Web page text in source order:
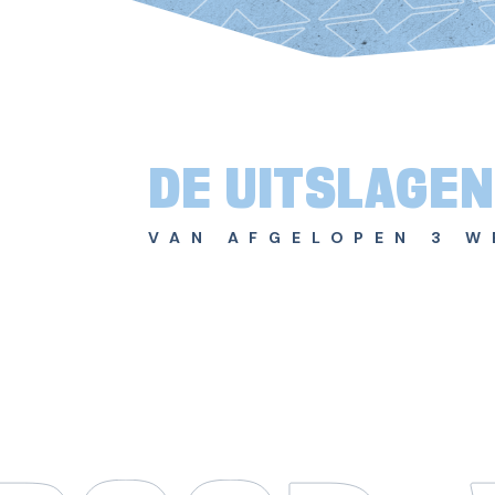
DE UITSLAGEN
VAN AFGELOPEN 3